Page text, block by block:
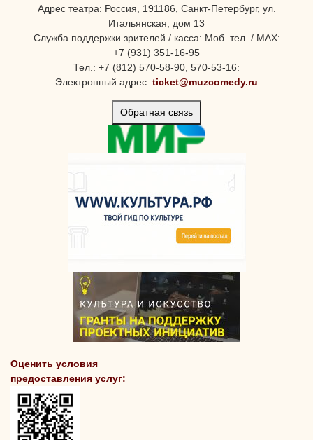
Адрес театра: Россия, 191186, Санкт-Петербург, ул.
Итальянская, дом 13
Служба поддержки зрителей / касса: Моб. тел. / MAX:
+7 (931) 351-16-95
Тел.: +7 (812) 570-58-90, 570-53-16:
Электронный адрес: ticket@muzcomedy.ru
Обратная связь
Оценить условия
предоставления услуг: